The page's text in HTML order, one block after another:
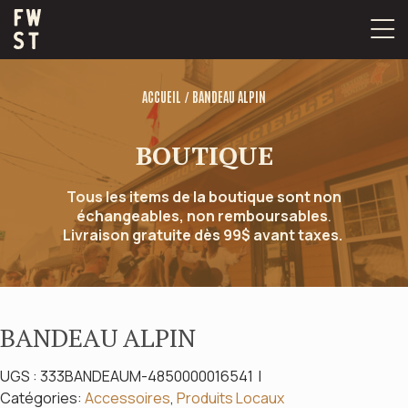
Passer
au
contenu
ACCUEIL / BANDEAU ALPIN
BOUTIQUE
Tous les items de la boutique sont non
échangeables, non remboursables.
Livraison gratuite dès 99$ avant taxes.
BANDEAU ALPIN
UGS : 333BANDEAUM-4850000016541
Catégories: Accessoires, Produits Locaux